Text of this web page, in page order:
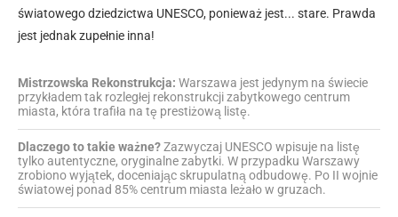
światowego dziedzictwa UNESCO, ponieważ jest... stare. Prawda
jest jednak zupełnie inna!
Mistrzowska Rekonstrukcja: Warszawa jest jedynym na świecie
przykładem tak rozległej rekonstrukcji zabytkowego centrum
miasta, która trafiła na tę prestiżową listę.
Dlaczego to takie ważne?Zazwyczaj UNESCO wpisuje na listę
tylko autentyczne, oryginalne zabytki. W przypadku Warszawy
zrobiono wyjątek, doceniając skrupulatną odbudowę. Po II wojnie
światowej ponad 85% centrum miasta leżało w gruzach.